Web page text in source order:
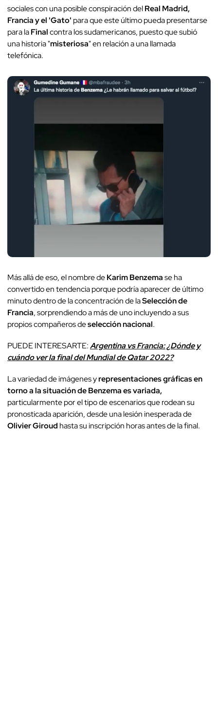
sociales con una posible conspiración delReal Madrid,
Francia y el 'Gato' para que este último pueda presentarse
para laFinalcontra los sudamericanos, puesto que subió
una historia "misteriosa" en relación a una llamada
telefónica.
Más allá de eso, el nombre deKarim Benzemase ha
convertido en tendencia porque podría aparecer de último
minuto dentro de la concentración de laSelección de
Francia, sorprendiendo a más de uno incluyendo a sus
propios compañeros deselección nacional.
PUEDE INTERESARTE:Argentina vs Francia: ¿Dónde y
cuándo ver la final del Mundial de Qatar 2022?
La variedad de imágenes yrepresentaciones gráficas en
torno a la situación de Benzema es variada,
particularmente por el tipo de escenarios que rodean su
pronosticada aparición, desde una lesión inesperada de
Olivier Giroud hasta su inscripción horas antes de la final.